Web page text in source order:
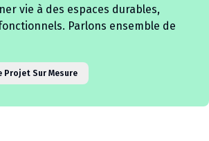
vie à des espaces durables,
Parlons ensemble de
Projet Sur Mesure